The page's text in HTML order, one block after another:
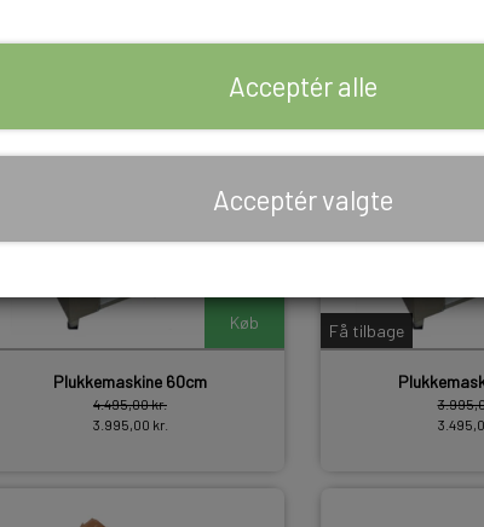
Køb
Plukkemaskine 60cm
4.495,00 kr.
3.995,00 kr.
Få tilbage
Acceptér alle
Acceptér valgte